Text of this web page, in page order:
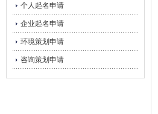
个人起名申请
企业起名申请
环境策划申请
咨询策划申请